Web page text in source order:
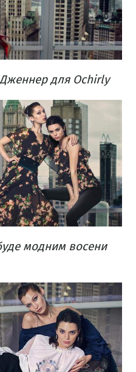
Дженнер для Ochirly
модним восени